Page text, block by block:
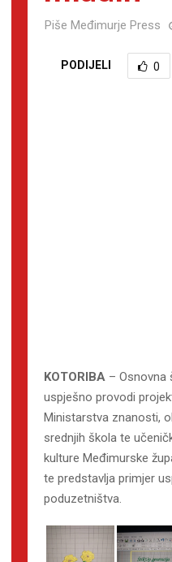
Piše Međimurje Press
PODIJELI 0
KOTORIBA – Osnovna
uspješno provodi
Ministarstva znanosti,
srednjih škola te
kulture Međimurske
te predstavlja primjer
poduzetništva.